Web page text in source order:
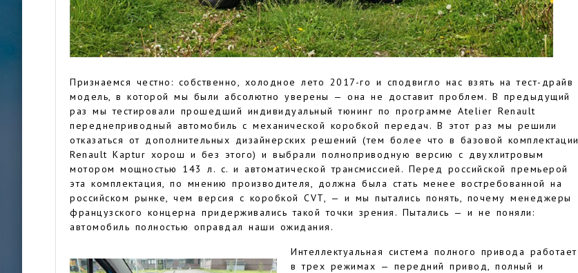
Признаемся честно: собственно, холодное лето 2017-го и сподвигло нас взять на тест-драйв
модель, в которой мы были абсолютно уверены — она не доставит проблем. В предыдущий
раз мы тестировали прошедший индивидуальный тюнинг по программе Atelier Renault
переднеприводный автомобиль с механической коробкой передач. В этот раз мы решили
отказаться от дополнительных дизайнерских решений (тем более что в базовой комплектации
Renault Kaptur хорош и без этого) и выбрали полноприводную версию с двухлитровым
мотором мощностью 143 л. с. и автоматической трансмиссией. Перед российской премьерой
эта комплектация, по мнению производителя, должна была стать менее востребованной на
российском рынке, чем версия с коробкой CVT, — и мы пытались понять, почему менеджеры
французского концерна придерживались такой точки зрения. Пытались — и не поняли:
автомобиль полностью оправдал наши ожидания.
Интеллектуальная система полного привода работает
в трех режимах — передний привод, полный и